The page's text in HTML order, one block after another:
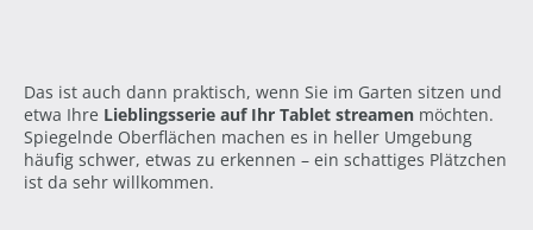
Das ist auch dann praktisch, wenn Sie im Garten sitzen und
etwa Ihre Lieblingsserie auf Ihr Tablet streamen möchten.
Spiegelnde Oberflächen machen es in heller Umgebung
häufig schwer, etwas zu erkennen – ein schattiges Plätzchen
ist da sehr willkommen.